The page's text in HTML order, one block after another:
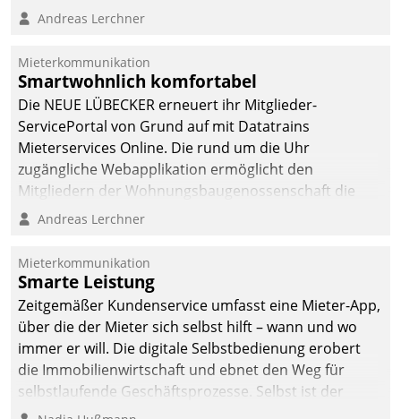
die Funktionalität der App zu erweitern und weitere
integrieren.
Andreas Lerchner
Mieterkommunikation
Smartwohnlich komfortabel
Die NEUE LÜBECKER erneuert ihr Mitglieder-
ServicePortal von Grund auf mit Datatrains
Mieterservices Online. Die rund um die Uhr
zugängliche Webapplikation ermöglicht den
Mitgliedern der Wohnungs­bau­genossenschaft die
Kontaktaufnahme per Smartphone, Tablet oder PC.
Andreas Lerchner
Mieterkommunikation
Smarte Leistung
Zeitgemäßer Kundenservice umfasst eine Mieter-App,
über die der Mieter sich selbst hilft – wann und wo
immer er will. Die digitale Selbstbedienung erobert
die Immobilienwirtschaft und ebnet den Weg für
selbstlaufende Geschäftsprozesse. Selbst ist der
Kunde und smart der Serviceanbieter.